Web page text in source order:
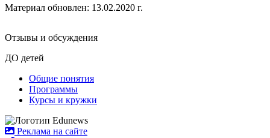
Материал обновлен: 13.02.2020 г.
Отзывы и обсуждения
ДО детей
Общие понятия
Программы
Курсы и кружки
Реклама на сайте